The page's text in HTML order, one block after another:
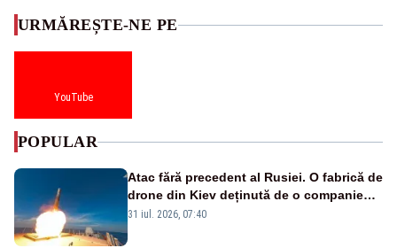
URMĂREȘTE-NE PE
YouTube
POPULAR
Atac fără precedent al Rusiei. O fabrică de
drone din Kiev deținută de o companie
americană, distrusă de o rachetă
31 iul. 2026, 07:40